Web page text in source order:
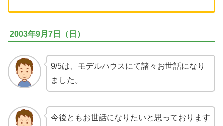
2003年9月7日（日）
9/5は、モデルハウスにて諸々お世話になり
ました。
今後ともお世話になりたいと思っております